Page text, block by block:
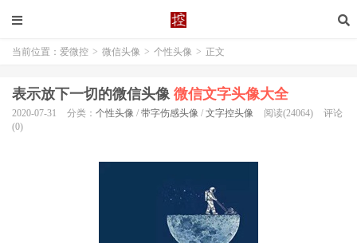
当前位置： 爱微控 > 微信头像 > 个性头像 > 正文
表示放下一切的微信头像 微信文字头像大全
2020-07-31 分类： 个性头像 / 带字伤感头像 / 文字控头像 阅读(24064)
评论
(0)